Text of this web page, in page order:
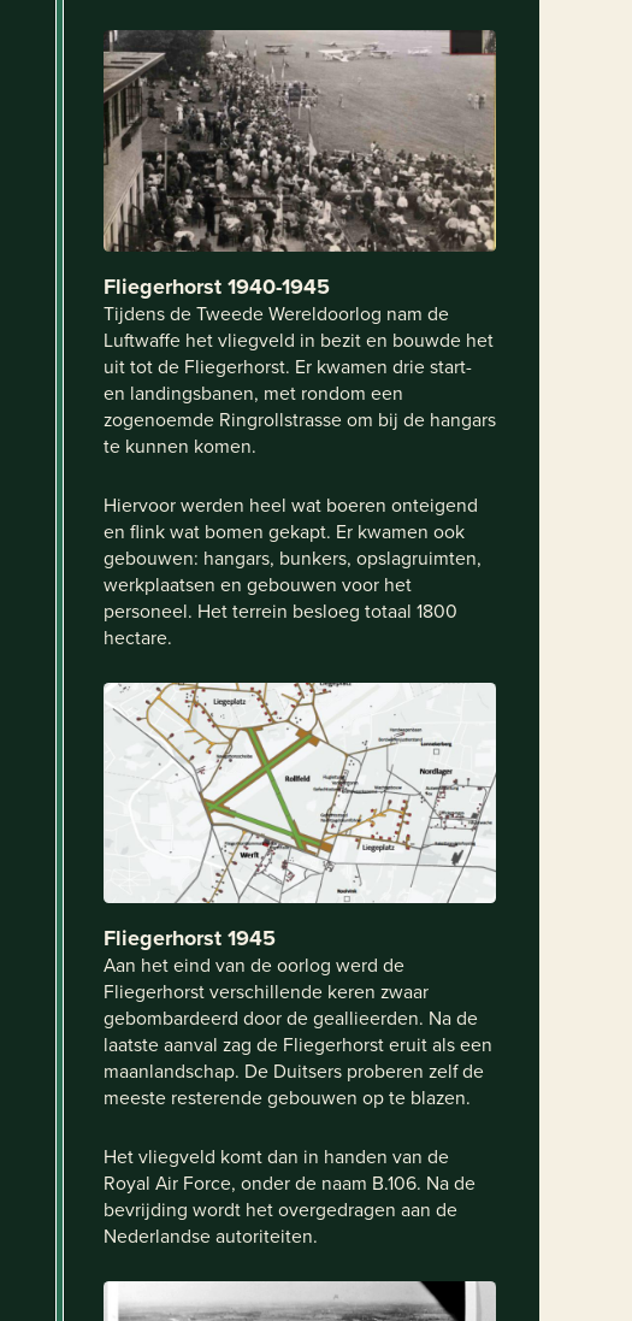
Fliegerhorst 1940-1945
Tijdens de Tweede Wereldoorlog nam de
Luftwaffe het vliegveld in bezit en bouwde het
uit tot de Fliegerhorst. Er kwamen drie start-
en landingsbanen, met rondom een
zogenoemde Ringrollstrasse om bij de hangars
te kunnen komen.
Hiervoor werden heel wat boeren onteigend
en flink wat bomen gekapt. Er kwamen ook
gebouwen: hangars, bunkers, opslagruimten,
werkplaatsen en gebouwen voor het
personeel. Het terrein besloeg totaal 1800
hectare.
Fliegerhorst 1945
Aan het eind van de oorlog werd de
Fliegerhorst verschillende keren zwaar
gebombardeerd door de geallieerden. Na de
laatste aanval zag de Fliegerhorst eruit als een
maanlandschap. De Duitsers proberen zelf de
meeste resterende gebouwen op te blazen.
Het vliegveld komt dan in handen van de
Royal Air Force, onder de naam B.106. Na de
bevrijding wordt het overgedragen aan de
Nederlandse autoriteiten.